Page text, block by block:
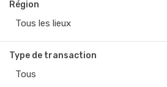
Région
Tous les lieux
Type de transaction
Tous